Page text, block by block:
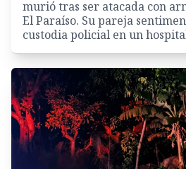
murió tras ser atacada con
El Paraíso. Su pareja
custodia policial en un